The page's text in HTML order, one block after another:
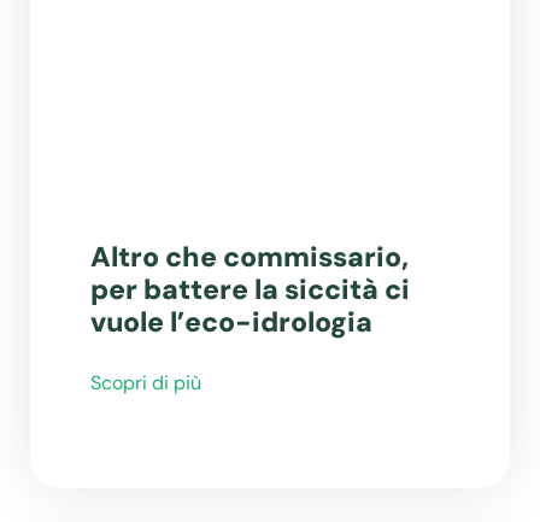
Altro che commissario,
per battere la siccità ci
vuole l’eco-idrologia
Scopri di più